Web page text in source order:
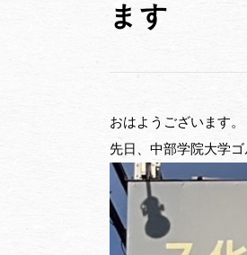
ます
おはようございます。
先日、中部学院大学